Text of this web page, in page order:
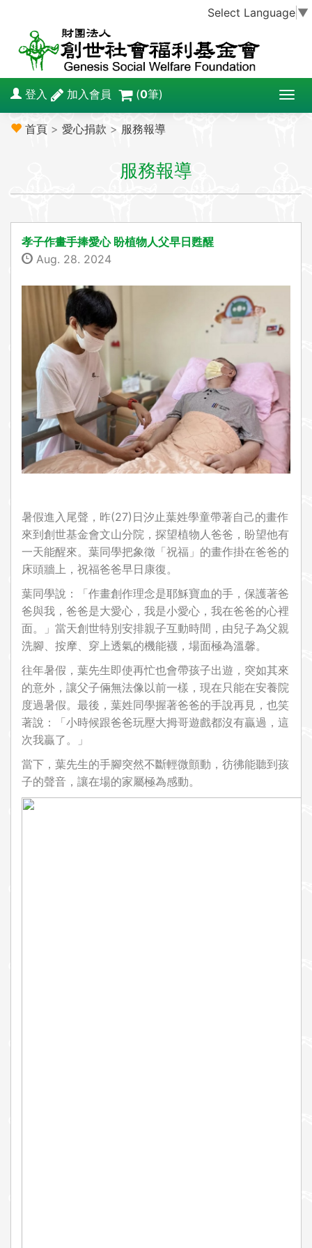
Select Language ▼
T
o
a
a
登入 加入會員 (0筆)
首頁 > 愛心捐款 > 服務報導
服務報導
孝子作畫手捧愛心 盼植物人父早日甦醒
Aug. 28. 2024
暑假進入尾聲，昨(27)日汐止葉姓學童帶著自己的畫作
來到創世基金會文山分院，探望植物人爸爸，盼望他有
一天能醒來。葉同學把象徵「祝福」的畫作掛在爸爸的
床頭牆上，祝福爸爸早日康復。
葉同學說：「作畫創作理念是耶穌寶血的手，保護著爸
爸與我，爸爸是大愛心，我是小愛心，我在爸爸的心裡
面。」當天創世特別安排親子互動時間，由兒子為父親
洗腳、按摩、穿上透氣的機能襪，場面極為溫馨。
往年暑假，葉先生即使再忙也會帶孩子出遊，突如其來
的意外，讓父子倆無法像以前一樣，現在只能在安養院
度過暑假。最後，葉姓同學握著爸爸的手說再見，也笑
著說：「小時候跟爸爸玩壓大拇哥遊戲都沒有贏過，這
次我贏了。」
當下，葉先生的手腳突然不斷輕微顫動，彷彿能聽到孩
子的聲音，讓在場的家屬極為感動。